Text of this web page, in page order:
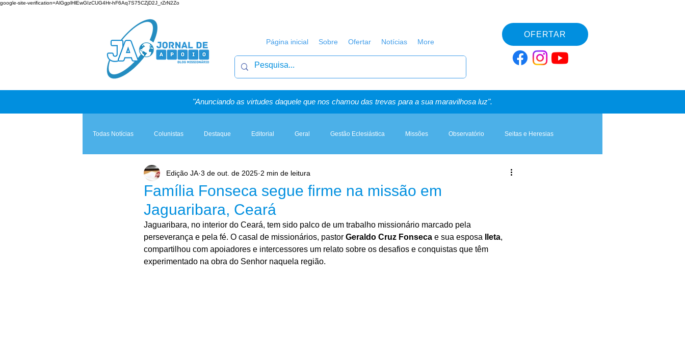
google-site-verification=AlGgplHlEwGIzCUG4Hr-hF6Aq7S75CZjD2J_rZrN2Zo
Página inicial Sobre Ofertar Notícias More
OFERTAR
"Anunciando as virtudes daquele que nos chamou das trevas para a sua maravilhosa luz".
Todas Notícias Colunistas Destaque Editorial Geral Gestão Eclesiástica Missões Observatório Seitas e Heresias
Teologia & Prática A Igreja e a Lei Artigos, Sermões & Esboços
Família Fonseca segue firme na missão em
Jaguaribara, Ceará
Edição JA 3 de out. de 2025 2 min de leitura
Jaguaribara, no interior do Ceará, tem sido palco de um trabalho missionário marcado pela
perseverança e pela fé. O casal de missionários, pastor Geraldo Cruz Fonseca e sua esposa Ileta,
compartilhou com apoiadores e intercessores um relato sobre os desafios e conquistas que têm
experimentado na obra do Senhor naquela região.